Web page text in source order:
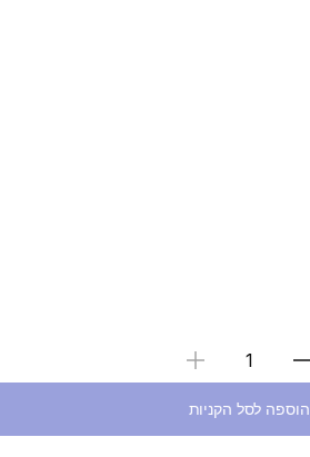
בחירת כמות
הוספה לסל הקניות